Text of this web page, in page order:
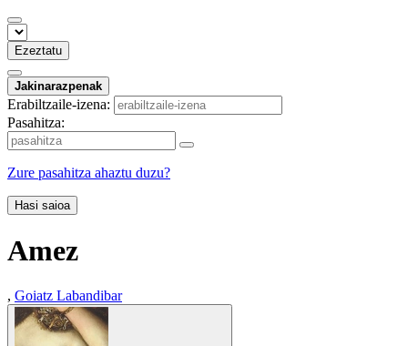
Ezeztatu
Jakinarazpenak
Erabiltzaile-izena:
Pasahitza:
Zure pasahitza ahaztu duzu?
Hasi saioa
Amez
, Goiatz Labandibar